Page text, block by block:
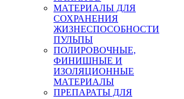
МАТЕРИАЛЫ ДЛЯ
СОХРАНЕНИЯ
ЖИЗНЕСПОСОБНОСТИ
ПУЛЬПЫ
ПОЛИРОВОЧНЫЕ,
ФИНИШНЫЕ И
ИЗОЛЯЦИОННЫЕ
МАТЕРИАЛЫ
ПРЕПАРАТЫ ДЛЯ